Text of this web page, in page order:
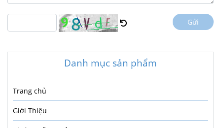
Gửi
Danh mục sản phẩm
Trang chủ
Giới Thiệu